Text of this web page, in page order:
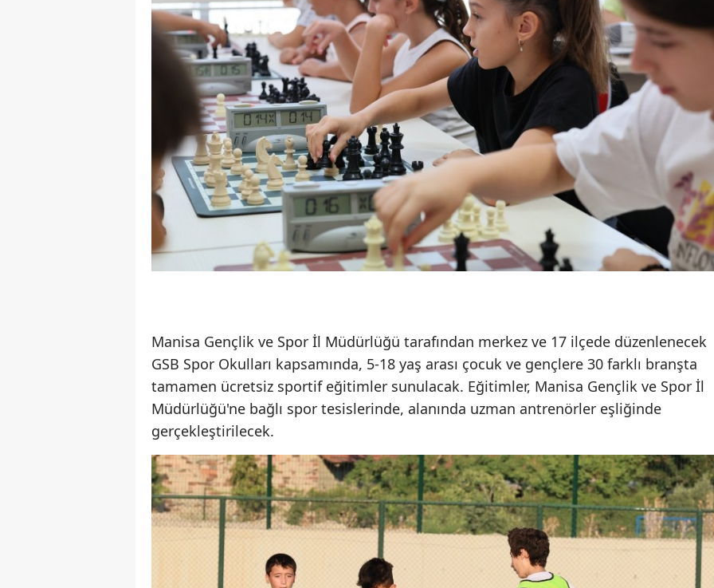
Manisa Gençlik ve Spor İl Müdürlüğü tarafından merkez ve 17 ilçede düzenlenecek
GSB Spor Okulları kapsamında, 5-18 yaş arası çocuk ve gençlere 30 farklı branşta
tamamen ücretsiz sportif eğitimler sunulacak. Eğitimler, Manisa Gençlik ve Spor İl
Müdürlüğü'ne bağlı spor tesislerinde, alanında uzman antrenörler eşliğinde
gerçekleştirilecek.